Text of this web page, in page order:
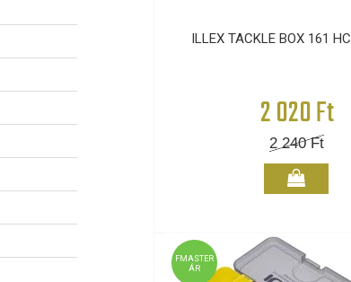
ILLEX TACKLE BOX 161 HC
2 020 Ft
2 240Ft
FMASTER
ÁR